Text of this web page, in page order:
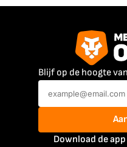
Blijf op de hoogte
Download de app